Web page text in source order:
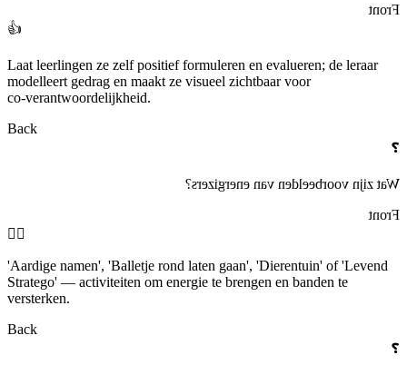
Front
👍
Laat leerlingen ze zelf positief formuleren en evalueren; de leraar
modelleert gedrag en maakt ze visueel zichtbaar voor
co‑verantwoordelijkheid.
Back
❓
Wat zijn voorbeelden van energizers?
Front
🤸‍♂️
'Aardige namen', 'Balletje rond laten gaan', 'Dierentuin' of 'Levend
Stratego' — activiteiten om energie te brengen en banden te
versterken.
Back
❓